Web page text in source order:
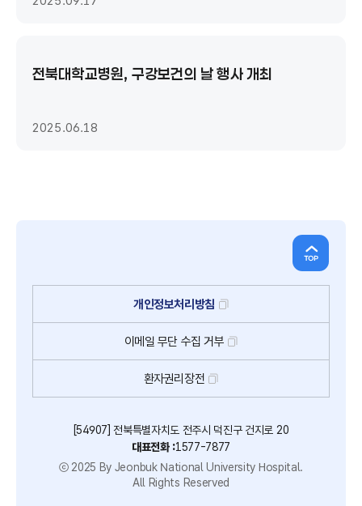
전북대학교병원, 구강보건의 날 행사 개최
2025.06.18
개인정보처리방침
이메일 무단 수집 거부
환자권리장전
[54907] 전북특별자치도 전주시 덕진구 건지로 20
대표전화 :1577-7877
ⓒ 2025 By Jeonbuk National University Hospital.
All Rights Reserved